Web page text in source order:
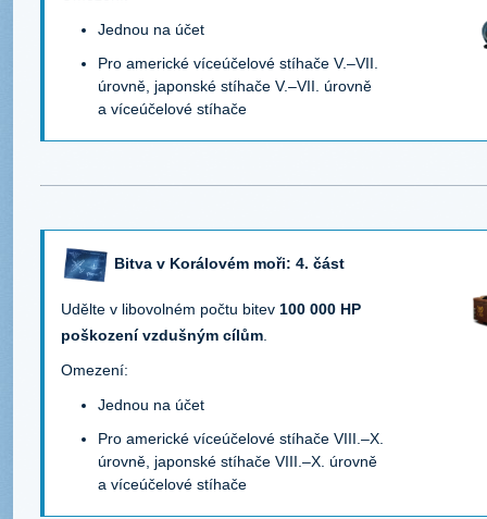
Jednou na účet
Pro americké víceúčelové stíhače V.–VII.
úrovně, japonské stíhače V.–VII. úrovně
a víceúčelové stíhače
Bitva v Korálovém moři: 4. část
Udělte v libovolném počtu bitev 100 000 HP
poškození vzdušným cílům
Omezení:
Jednou na účet
Pro americké víceúčelové stíhače VIII.–X.
úrovně, japonské stíhače VIII.–X. úrovně
a víceúčelové stíhače